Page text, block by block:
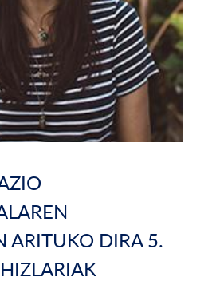
ARITUKO DIRA 5.